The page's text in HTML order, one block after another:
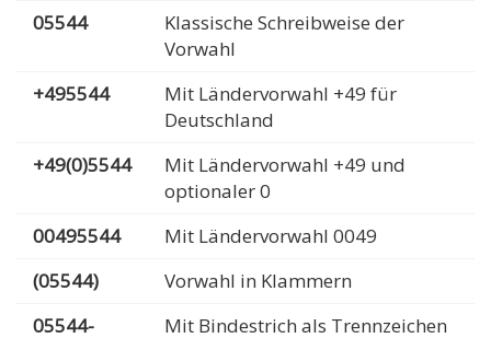
05544
Klassische Schreibweise der
Vorwahl
+495544
Mit Ländervorwahl +49 für
Deutschland
+49(0)5544
Mit Ländervorwahl +49 und
optionaler 0
00495544
Mit Ländervorwahl 0049
(05544)
Vorwahl in Klammern
05544-
Mit Bindestrich als Trennzeichen